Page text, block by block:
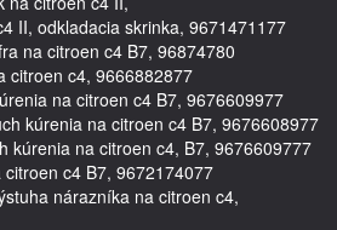
II, odkladacia skrinka, 9671471177
na citroen c4 B7, 96874780
citroen c4, 9666882877
na citroen c4 B7, 9676609977
kúrenia na citroen c4 B7, 9676608977
kúrenia na citroen c4, B7, 9676609777
c4 B7, 9672174077
nárazníka na citroen c4,